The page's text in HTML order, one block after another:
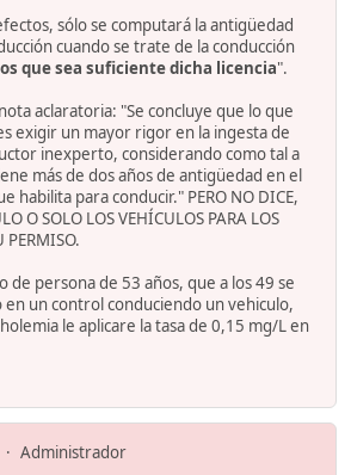
sólo se computará la antigüedad
cuando se trate de la conducción
que sea suficiente dicha licencia".
aclaratoria: "Se concluye que lo que
exigir un mayor rigor en la ingesta de
inexperto, considerando como tal a
más de dos años de antigüedad en el
habilita para conducir." PERO NO DICE,
O SOLO LOS VEHÍCULOS PARA LOS
PERMISO.
de persona de 53 años, que a los 49 se
en un control conduciendo un vehiculo,
le aplicare la tasa de 0,15 mg/L en
Administrador